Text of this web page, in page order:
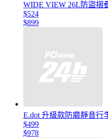
WIDE VIEW 26L防盜摺
$524
$899
E.dot 升級款防磨靜音行
$499
$978